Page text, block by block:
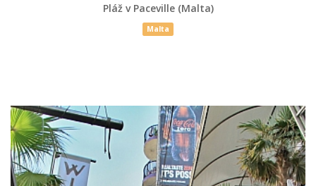
Pláž v Paceville (Malta)
Malta